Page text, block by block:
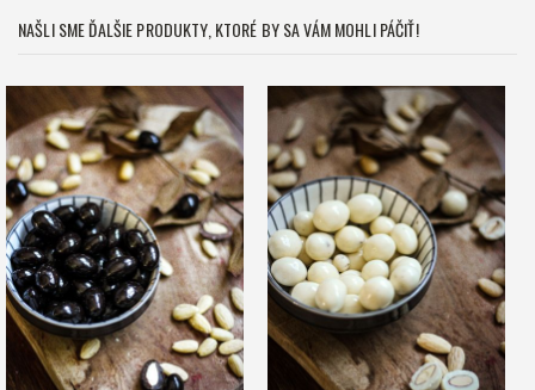
NAŠLI SME ĎALŠIE PRODUKTY, KTORÉ BY SA VÁM MOHLI PÁČIŤ!